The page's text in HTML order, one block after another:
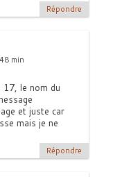
Répondre
min
le nom du
et juste car
mais je ne
Répondre